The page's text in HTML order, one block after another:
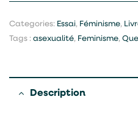
Categories: Essai, Féminisme,
Tags : asexualité, Feminisme,
Description